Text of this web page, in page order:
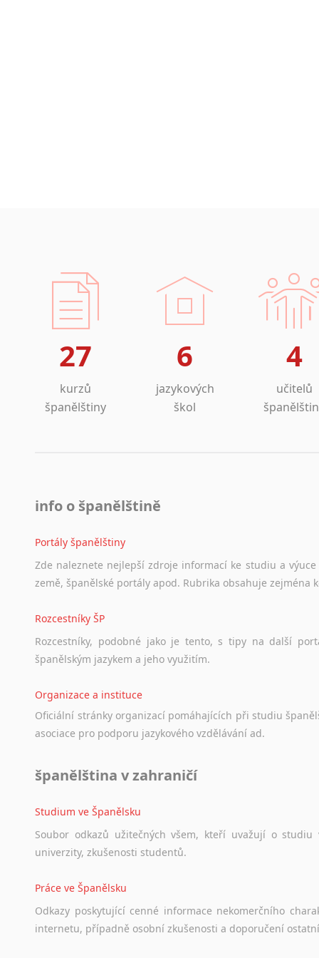
Laoština
Laponština
Latina
Lezginština
Lingala
Litevština
Lotyšština
Luba
Makedonština
Maorština
Moldavština
Mongolština
Nepálština
Nizozemština
Norština
Novořečtina
Páli
Pandžábština
Paštunština
Portugalština
Romština
Sinhalština
Slovinština
Somálština
Sóština
Srbština
27
kurzů
španělštiny
6
jazykových
škol
4
učitelů
info o španělštině
Portály španělštiny
Zde naleznete nejlepší zdroje informací ke studiu a výuce
země, španělské portály apod. Rubrika obsahuje zejména
Rozcestníky ŠP
Rozcestníky, podobné jako je tento, s tipy na další
španělským jazykem a jeho využitím.
Organizace a instituce
Oficiální stránky organizací pomáhajících při studiu
asociace pro podporu jazykového vzdělávání ad.
španělština v zahraničí
Studium ve Španělsku
Soubor odkazů užitečných všem, kteří uvažují o studiu
univerzity, zkušenosti studentů.
Práce ve Španělsku
Odkazy poskytující cenné informace nekomerčního
internetu, případně osobní zkušenosti a doporučení